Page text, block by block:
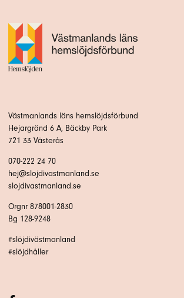
Västmanlands läns hemslöjdsförbund
Hejargränd 6 A, Bäckby Park
721 33 Västerås
070-222 24 70
hej@slojdivastmanland.se
slojdivastmanland.se
Orgnr 878001-2830
Bg 128-9248
#slöjdivästmanland
#slöjdhåller